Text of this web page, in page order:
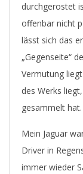
durchgerostet
offenbar nicht
lässt sich das
„Gegenseite“
Vermutung
des Werks
gesammelt hat.
Mein Jaguar
Driver in
immer wieder